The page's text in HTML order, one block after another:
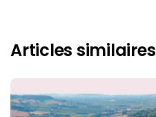
Articles similaires